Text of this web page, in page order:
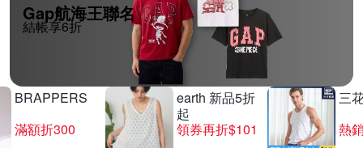
Gap航海王聯名
結帳享6折
BRAPPERS
滿額折300
earth 新品5折
起
領券再折$101
三
熱